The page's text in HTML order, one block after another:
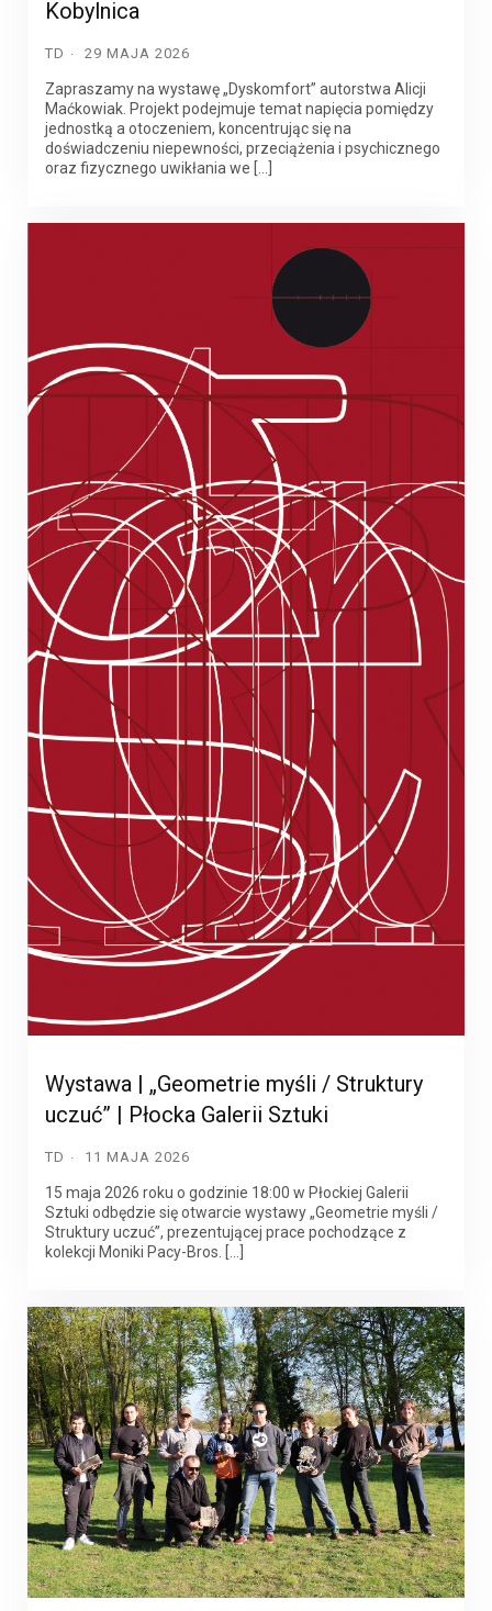
Kobylnica
TD 29 MAJA 2026
Zapraszamy na wystawę „Dyskomfort” autorstwa Alicji
Maćkowiak. Projekt podejmuje temat napięcia pomiędzy
jednostką a otoczeniem, koncentrując się na
doświadczeniu niepewności, przeciążenia i psychicznego
oraz fizycznego uwikłania we […]
Wystawa | „Geometrie myśli / Struktury
uczuć” | Płocka Galerii Sztuki
TD 11 MAJA 2026
15 maja 2026 roku o godzinie 18:00 w Płockiej Galerii
Sztuki odbędzie się otwarcie wystawy „Geometrie myśli /
Struktury uczuć”, prezentującej prace pochodzące z
kolekcji Moniki Pacy-Bros. […]